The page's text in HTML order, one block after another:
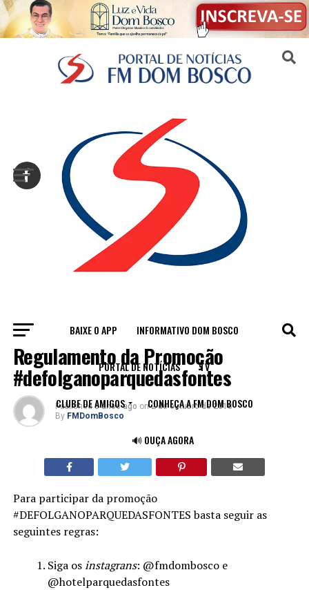
BAIXE O APP INFORMATIVO DOM BOSCO
PORTAL DE NOTÍCIAS TV
CLUBE DE AMIGOS CONHEÇA A FM DOM BOSCO
🔊 OUÇA AGORA
NOTÍCIAS
Regulamento da Promoção
#defolganoparquedasfontes
Published 8 anos ago on 2 de outubro de 2018
By FMDomBosco
Para participar da promoção
#DEFOLGANOPARQUEDASFONTES basta seguir as
seguintes regras:
Siga osinstagrans: @fmdombosco e
@hotelparquedasfontes
Sair da versão mobile